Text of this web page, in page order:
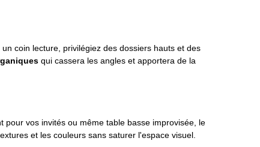
coin lecture, privilégiez des dossiers hauts et des
qui cassera les angles et apportera de la
vos invités ou même table basse improvisée, le
et les couleurs sans saturer l'espace visuel.